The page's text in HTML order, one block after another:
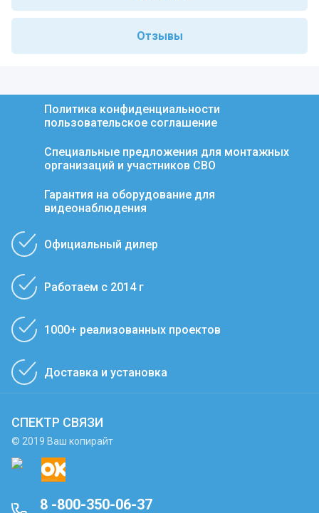
Отзывы
Политика конфиденциальности
пользовательское соглашение
Специальные предложения для монтажных
организаций и участников СВО
Гарантия на оборудование для
видеонаблюдения
Официальный дилер
Работаем с 2014 г
1000+ реализованных проектов
Доставка и установка
СПЕКТР СВЯЗИ
© 2019 Ваш копирайт
8 -800-350-06-37